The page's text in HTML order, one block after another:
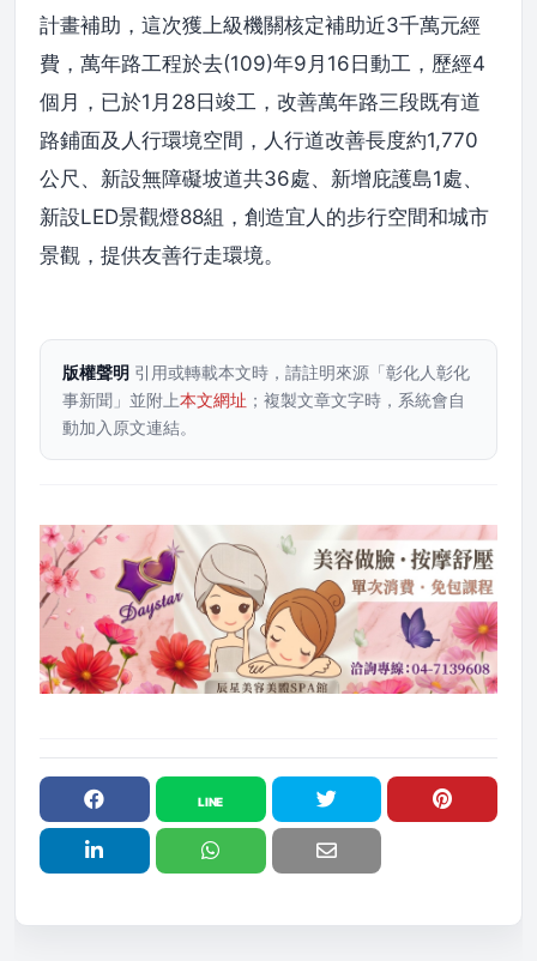
計畫補助，這次獲上級機關核定補助近3千萬元經
費，萬年路工程於去(109)年9月16日動工，歷經4
個月，已於1月28日竣工，改善萬年路三段既有道
路鋪面及人行環境空間，人行道改善長度約1,770
公尺、新設無障礙坡道共36處、新增庇護島1處、
新設LED景觀燈88組，創造宜人的步行空間和城市
景觀，提供友善行走環境。
版權聲明 引用或轉載本文時，請註明來源「彰化人彰化
事新聞」並附上本文網址 ；複製文章文字時，系統會自
動加入原文連結。